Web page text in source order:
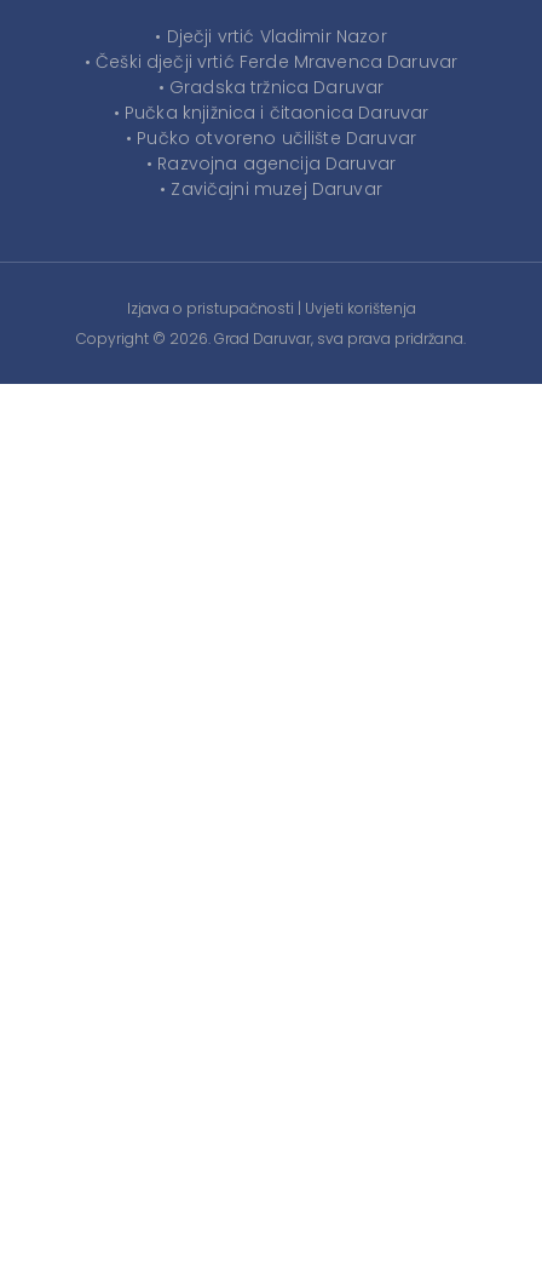
• Dječji vrtić Vladimir Nazor
• Češki dječji vrtić Ferde Mravenca Daruvar
• Gradska tržnica Daruvar
• Pučka knjižnica i čitaonica Daruvar
• Pučko otvoreno učilište Daruvar
• Razvojna agencija Daruvar
• Zavičajni muzej Daruvar
Izjava o pristupačnosti | Uvjeti korištenja
Copyright © 2026. Grad Daruvar, sva prava pridržana.